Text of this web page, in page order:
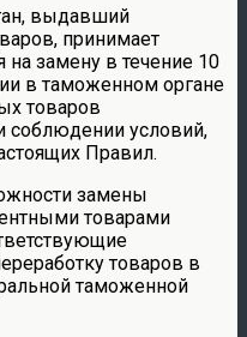
выдавший
принимает
замену в течение 10
в таможенном органе
товаров
соблюдении условий,
Правил.
замены
товарами
товаров в
таможенной